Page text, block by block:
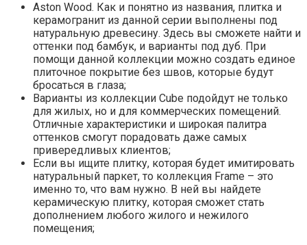
Aston Wood. Как и понятно из названия, плитка и
керамогранит из данной серии выполнены под
натуральную древесину. Здесь вы сможете найти и
оттенки под бамбук, и варианты под дуб. При
помощи данной коллекции можно создать единое
плиточное покрытие без швов, которые будут
бросаться в глаза;
Варианты из коллекции Cube подойдут не только
для жилых, но и для коммерческих помещений.
Отличные характеристики и широкая палитра
оттенков смогут порадовать даже самых
привередливых клиентов;
Если вы ищите плитку, которая будет имитировать
натуральный паркет, то коллекция Frame – это
именно то, что вам нужно. В ней вы найдете
керамическую плитку, которая сможет стать
дополнением любого жилого и нежилого
помещения;